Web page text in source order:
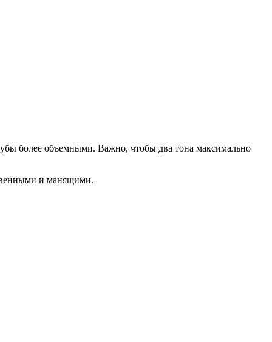
более объемными. Важно, чтобы два тона максимально
и манящими.